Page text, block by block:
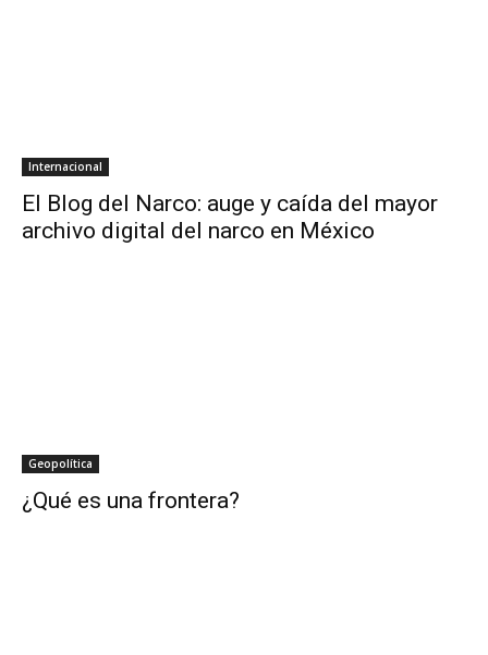
Internacional
El Blog del Narco: auge y caída del mayor
archivo digital del narco en México
Geopolítica
¿Qué es una frontera?